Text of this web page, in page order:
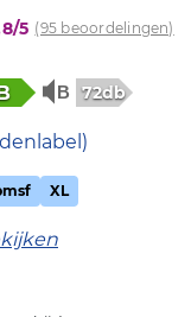
5 (95 beoordelingen)
72db
XL